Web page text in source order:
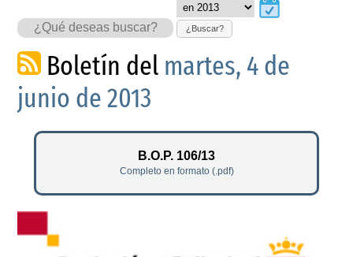
¿Buscar?
Boletín del martes, 4 de
junio de 2013
B.O.P. 106/13
Completo en formato (.pdf)